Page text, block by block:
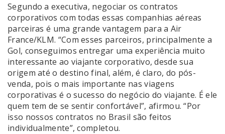
Segundo a executiva, negociar os contratos
corporativos com todas essas companhias aéreas
parceiras é uma grande vantagem para a Air
France/KLM. “Com esses parceiros, principalmente a
Gol, conseguimos entregar uma experiência muito
interessante ao viajante corporativo, desde sua
origem até o destino final, além, é claro, do pós-
venda, pois o mais importante nas viagens
corporativas é o sucesso do negócio do viajante. É ele
quem tem de se sentir confortável”, afirmou. “Por
isso nossos contratos no Brasil são feitos
individualmente”, completou.